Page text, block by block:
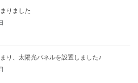
りました
り、太陽光パネルを設置しました♪